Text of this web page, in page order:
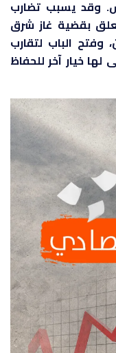
وقد يسبب تضارب
بقضية غاز شرق
وفتح الباب لتقارب
خيار آخر للحفاظ